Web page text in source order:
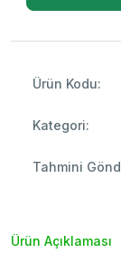
Ürün Kodu:
Kategori:
Tahmini
Ürün Açıklaması